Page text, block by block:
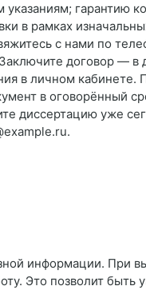
указаниям;
в рамках
с нами по
договор — в
в личном
в оговорённый
диссертацию уже
информации. При
Это позволит